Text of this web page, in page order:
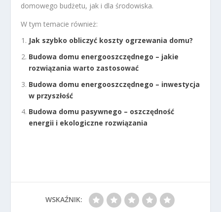
domowego budżetu, jak i dla środowiska.
W tym temacie również:
Jak szybko obliczyć koszty ogrzewania domu?
Budowa domu energooszczędnego – jakie
rozwiązania warto zastosować
Budowa domu energooszczędnego – inwestycja
w przyszłość
Budowa domu pasywnego – oszczędność
energii i ekologiczne rozwiązania
WSKAŹNIK: